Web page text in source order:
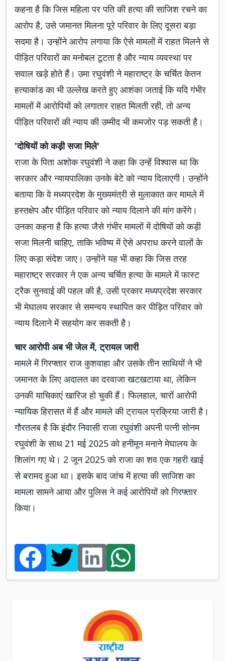
कहना है कि जिस महिला पर पति की हत्या की साजिश रचने का
आरोप है, उसे जमानत मिलना पूरे परिवार के लिए दूसरा बड़ा
सदमा है। उन्होंने आरोप लगाया कि ऐसे मामलों में राहत मिलने से
पीड़ित परिवारों का मनोबल टूटता है और न्याय व्यवस्था पर
सवाल खड़े होते हैं। उमा रघुवंशी ने महाराष्ट्र के चर्चित केतन
हत्याकांड का भी उल्लेख करते हुए आशंका जताई कि यदि गंभीर
मामलों में आरोपियों को लगातार राहत मिलती रही, तो अन्य
पीड़ित परिवारों की न्याय की उम्मीद भी कमजोर पड़ सकती है।
'दोषियों को कड़ी सजा मिले'
राजा के पिता अशोक रघुवंशी ने कहा कि उन्हें विश्वास था कि
सरकार और न्यायपालिका उनके बेटे को न्याय दिलाएगी। उन्होंने
बताया कि वे मध्यप्रदेश के मुख्यमंत्री से मुलाकात कर मामले में
हस्तक्षेप और पीड़ित परिवार को न्याय दिलाने की मांग करेंगे।
उनका कहना है कि हत्या जैसे गंभीर मामलों में दोषियों को कड़ी
सजा मिलनी चाहिए, ताकि भविष्य में ऐसे अपराध करने वालों के
लिए कड़ा संदेश जाए। उन्होंने यह भी कहा कि जिस तरह
महाराष्ट्र सरकार ने एक अन्य चर्चित हत्या के मामले में फास्ट
ट्रैक सुनवाई की पहल की है, उसी प्रकार मध्यप्रदेश सरकार
भी मेघालय सरकार से समन्वय स्थापित कर पीड़ित परिवार को
न्याय दिलाने में सहयोग कर सकती है।
चार आरोपी अब भी जेल में, ट्रायल जारी
मामले में गिरफ्तार राज कुशवाहा और उसके तीन साथियों ने भी
जमानत के लिए अदालत का दरवाजा खटखटाया था, लेकिन
उनकी याचिकाएं खारिज हो चुकी हैं। फिलहाल, चारों आरोपी
न्यायिक हिरासत में हैं और मामले की ट्रायल प्रक्रिया जारी है।
गौरतलब है कि इंदौर निवासी राजा रघुवंशी अपनी पत्नी सोनम
रघुवंशी के साथ 21 मई 2025 को हनीमून मनाने मेघालय के
शिलांग गए थे। 2 जून 2025 को राजा का शव एक गहरी खाई
से बरामद हुआ था। इसके बाद जांच में हत्या की साजिश का
मामला सामने आया और पुलिस ने कई आरोपियों को गिरफ्तार
किया।